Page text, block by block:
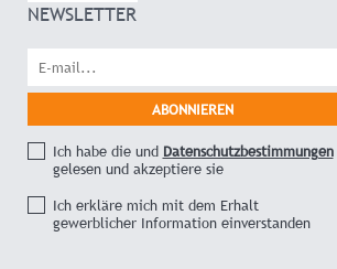
NEWSLETTER
Ich habe die und Datenschutzbestimmungen
gelesen und akzeptiere sie
Ich erkläre mich mit dem Erhalt
gewerblicher Information einverstanden